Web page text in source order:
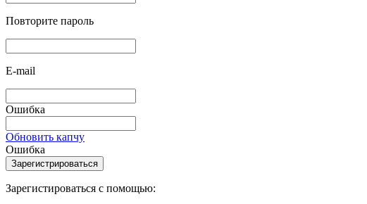
Повторите пароль
E-mail
Ошибка
Обновить капчу
Ошибка
Зарегистироваться с помощью: